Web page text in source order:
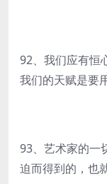
92、我们应有恒
我们的天赋是要
93、艺术家的一
迫而得到的，也